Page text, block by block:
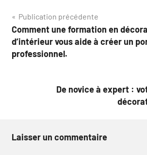
Navigation
de
l’article
Publication précédente
Comment une formation en
d’intérieur vous aide à créer un
professionnel.
De novice à expert :
Laisser un commentaire